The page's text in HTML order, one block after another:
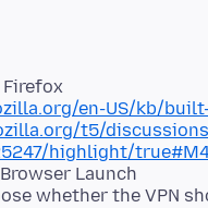
en-US/kb/
t5/
highlight/
Launch
whether the VPN